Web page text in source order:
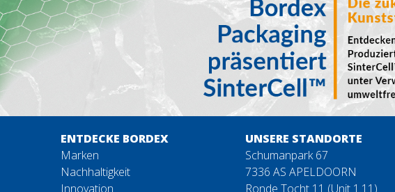
ENTDECKE BORDEX
Marken
Nachhaltigkeit
Innovation
UNSERE STANDORTE
Schumanpark 67
7336 AS APELDOORN
Ronde Tocht 11 (Unit 1.11)